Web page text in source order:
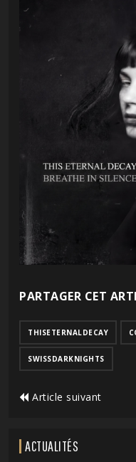
PARTAGER CET
THISETERNALDECAY
SWISSDARKNIGHTS
Article suivant
ACTUALITÉS